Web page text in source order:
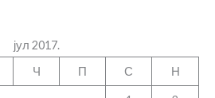
јул 2017.
Ч П С Н